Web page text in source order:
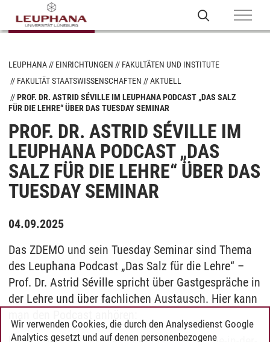
LEUPHANA EINRICHTUNGEN
FAKULTÄTEN UND INSTITUTE
FAKULTÄT STAATSWISSENSCHAFTEN
AKTUELL
PROF. DR. ASTRID SÉVILLE IM LEUPHANA PODCAST „DAS SALZ
FÜR DIE LEHRE“ ÜBER DAS TUESDAY SEMINAR
PROF. DR. ASTRID SÉVILLE IM
LEUPHANA PODCAST „DAS
SALZ FÜR DIE LEHRE“ ÜBER DAS
TUESDAY SEMINAR
04.09.2025
Das ZDEMO und sein Tuesday Seminar sind Thema
des Leuphana Podcast „Das Salz für die Lehre“ –
Prof. Dr. Astrid Séville spricht über Gastgespräche in
der Lehre und über fachlichen Austausch. Hier kann
Wir verwenden Cookies, die durch den Analysedienst Google
Analytics gesetzt und auf denen personenbezogene